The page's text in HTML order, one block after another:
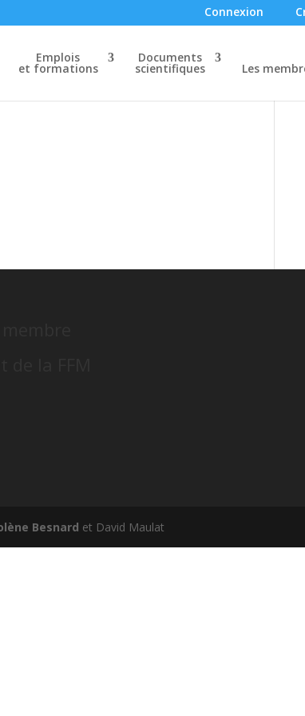
Connexion
Emplois
et formations
Documents
scientifiques Les
Besnard et David Maulat